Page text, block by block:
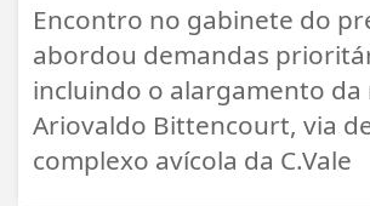
Encontro no gabinete do
abordou demandas
incluindo o alargamento da
Ariovaldo Bittencourt, via
complexo avícola da C.Vale